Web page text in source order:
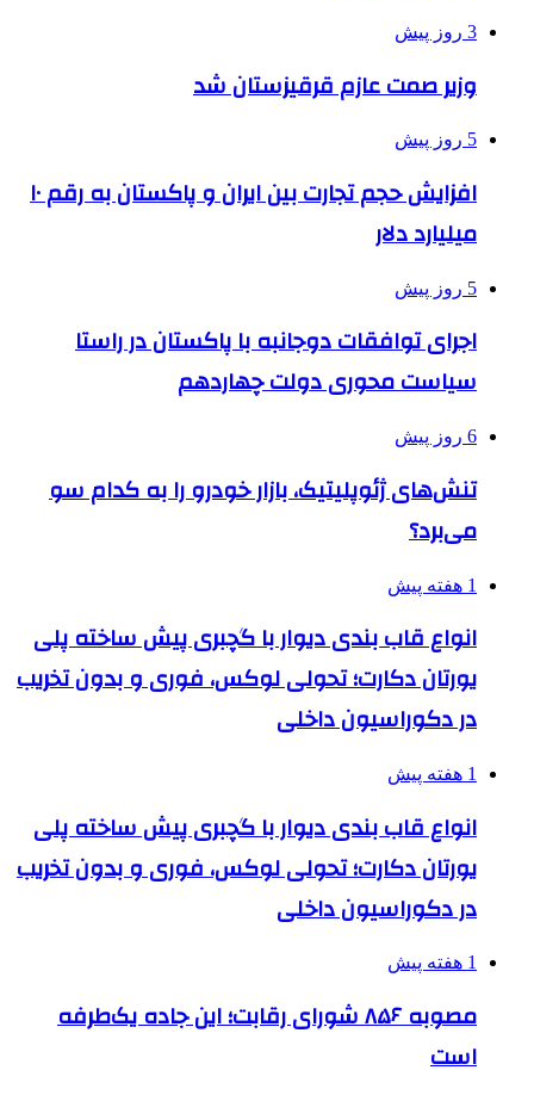
3 روز پیش
وزیر صمت عازم قرقیزستان شد
5 روز پیش
افزایش حجم تجارت بین ایران و پاکستان به رقم ۱۰
میلیارد دلار
5 روز پیش
اجرای توافقات دوجانبه با پاکستان در راستا
سیاست محوری دولت چهاردهم
6 روز پیش
تنش‌های ژئوپلیتیک، بازار خودرو را به کدام سو
می‌برد؟
1 هفته پیش
انواع قاب بندی دیوار با گچبری پیش ساخته پلی
یورتان دکارت؛ تحولی لوکس، فوری و بدون تخریب
در دکوراسیون داخلی
1 هفته پیش
انواع قاب بندی دیوار با گچبری پیش ساخته پلی
یورتان دکارت؛ تحولی لوکس، فوری و بدون تخریب
در دکوراسیون داخلی
1 هفته پیش
مصوبه ۸۵۶ شورای رقابت؛ این جاده یک‌طرفه
است